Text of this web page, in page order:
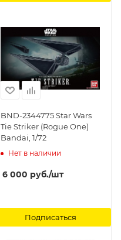
BND-2344775 Star Wars
Tie Striker (Rogue One)
Bandai, 1/72
Нет в наличии
6 000 руб./шт
Подписаться